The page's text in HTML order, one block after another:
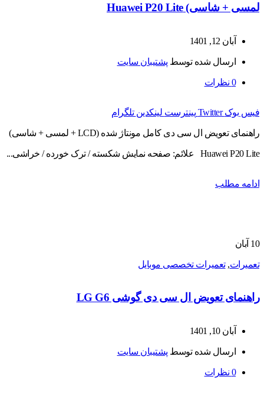
لمسی + شاسی) Huawei P20 Lite
آبان 12, 1401
ارسال شده توسط پشتیبان سایت
0 نظرات
فیس بوک Twitter پینترست لینکدین تلگرام
راهنمای تعویض ال سی دی کامل مونتاژ شده (LCD + لمسی + شاسی)
Huawei P20 Lite علائم: صفحه نمایش شکسته / ترک خورده / خراشی...
ادامه مطلب
10 آبان
تعمیرات,تعمیرات تخصصی موبایل
راهنمای تعویض ال سی دی گوشی LG G6
آبان 10, 1401
ارسال شده توسط پشتیبان سایت
0 نظرات